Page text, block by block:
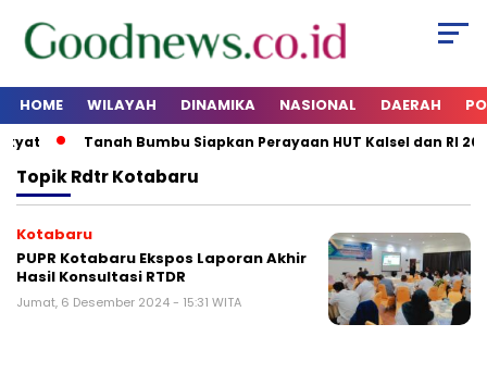
HOME WILAYAH DINAMIKA NASIONAL DAERAH
Tanah Bumbu Siapkan Perayaan HUT Kalsel dan RI
TopikRdtr Kotabaru
Kotabaru
PUPR Kotabaru Ekspos Laporan Akhir
Hasil Konsultasi RTDR
Jumat, 6 Desember 2024 - 15:31 WITA